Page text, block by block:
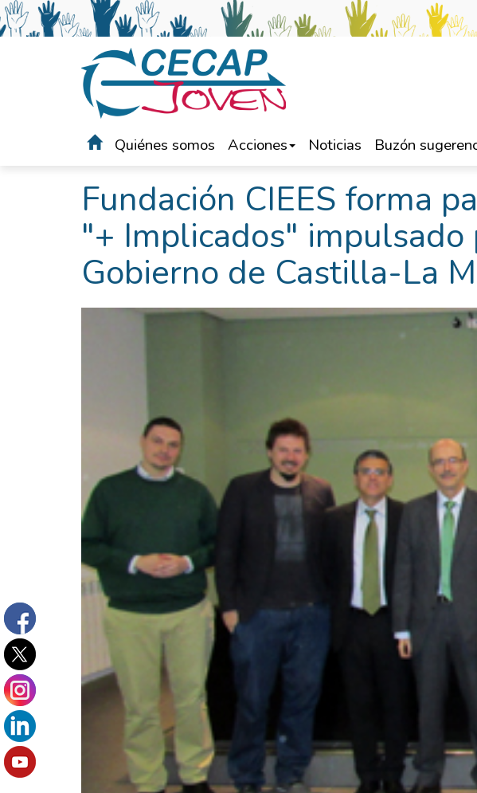
Quiénes somos Acciones Noticias Buzón
Fundación CIEES forma
"+ Implicados"
Gobierno de Castilla-La